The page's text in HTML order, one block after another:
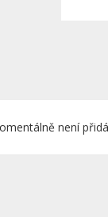
není